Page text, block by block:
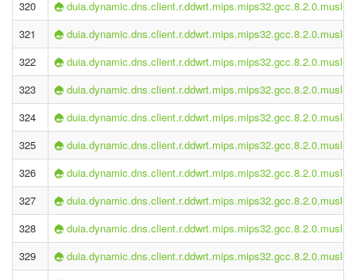
320
duia.dynamic.dns.client.r.ddwrt.mips.mips32.gcc.8.2.0.musl-
321
duia.dynamic.dns.client.r.ddwrt.mips.mips32.gcc.8.2.0.musl-
322
duia.dynamic.dns.client.r.ddwrt.mips.mips32.gcc.8.2.0.musl-
323
duia.dynamic.dns.client.r.ddwrt.mips.mips32.gcc.8.2.0.musl-
324
duia.dynamic.dns.client.r.ddwrt.mips.mips32.gcc.8.2.0.musl-
325
duia.dynamic.dns.client.r.ddwrt.mips.mips32.gcc.8.2.0.musl-
326
duia.dynamic.dns.client.r.ddwrt.mips.mips32.gcc.8.2.0.musl-
327
duia.dynamic.dns.client.r.ddwrt.mips.mips32.gcc.8.2.0.musl-
328
duia.dynamic.dns.client.r.ddwrt.mips.mips32.gcc.8.2.0.musl-
329
duia.dynamic.dns.client.r.ddwrt.mips.mips32.gcc.8.2.0.musl-